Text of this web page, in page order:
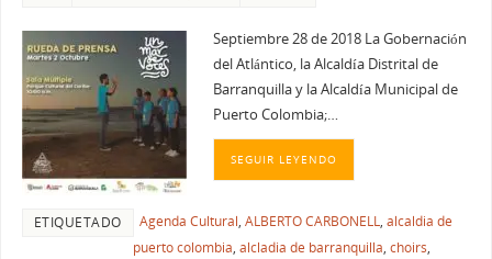
Septiembre 28 de 2018 La Gobernación
del Atlántico, la Alcaldía Distrital de
Barranquilla y la Alcaldía Municipal de
Puerto Colombia;…
SEGUIR LEYENDO
ETIQUETADO Agenda Cultural, ALBERTO CARBONELL, alcaldia de
puerto colombia, alcladia de barranquilla, choirs,